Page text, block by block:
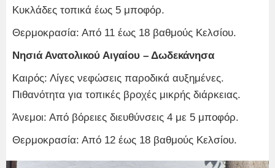
Κυκλάδες τοπικά έως 5 μποφόρ.
Θερμοκρασία: Από 11 έως 18 βαθμούς Κελσίου.
Νησιά Ανατολικού Αιγαίου – Δωδεκάνησα
Καιρός: Λίγες νεφώσεις παροδικά αυξημένες.
Πιθανότητα για τοπικές βροχές μικρής διάρκειας.
Άνεμοι: Από βόρειες διευθύνσεις 4 με 5 μποφόρ.
Θερμοκρασία: Από 12 έως 18 βαθμούς Κελσίου.